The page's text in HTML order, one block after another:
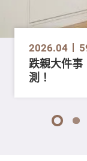
2026.04
跌親大件事
測！
1 2